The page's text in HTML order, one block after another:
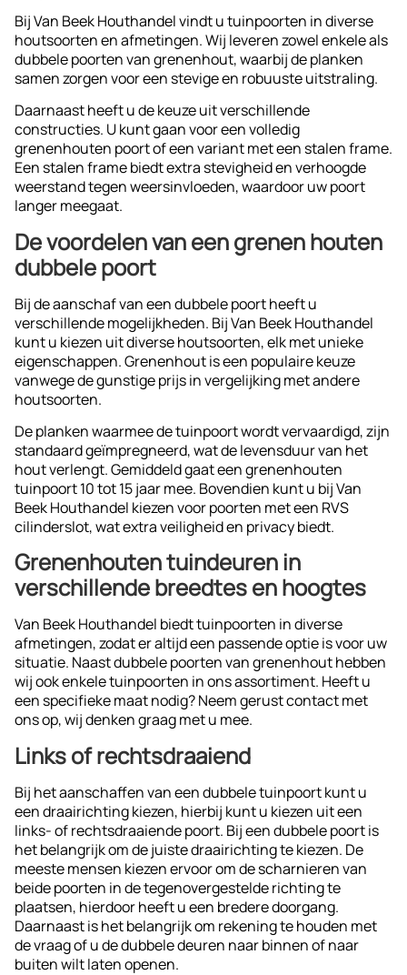
Bij Van Beek Houthandel vindt u tuinpoorten in diverse
houtsoorten en afmetingen. Wij leveren zowel enkele als
dubbele poorten van grenenhout, waarbij de planken
samen zorgen voor een stevige en robuuste uitstraling.
Daarnaast heeft u de keuze uit verschillende
constructies. U kunt gaan voor een volledig
grenenhouten poort of een variant met een stalen frame.
Een stalen frame biedt extra stevigheid en verhoogde
weerstand tegen weersinvloeden, waardoor uw poort
langer meegaat.
De voordelen van een grenen houten
dubbele poort
Bij de aanschaf van een dubbele poort heeft u
verschillende mogelijkheden. Bij Van Beek Houthandel
kunt u kiezen uit diverse houtsoorten, elk met unieke
eigenschappen. Grenenhout is een populaire keuze
vanwege de gunstige prijs in vergelijking met andere
houtsoorten.
De planken waarmee de tuinpoort wordt vervaardigd, zijn
standaard geïmpregneerd, wat de levensduur van het
hout verlengt. Gemiddeld gaat een grenenhouten
tuinpoort 10 tot 15 jaar mee. Bovendien kunt u bij Van
Beek Houthandel kiezen voor poorten met een RVS
cilinderslot, wat extra veiligheid en privacy biedt.
Grenenhouten tuindeuren in
verschillende breedtes en hoogtes
Van Beek Houthandel biedt tuinpoorten in diverse
afmetingen, zodat er altijd een passende optie is voor uw
situatie. Naast dubbele poorten van grenenhout hebben
wij ook enkele tuinpoorten in ons assortiment. Heeft u
een specifieke maat nodig? Neem gerust contact met
ons op, wij denken graag met u mee.
Links of rechtsdraaiend
Bij het aanschaffen van een dubbele tuinpoort kunt u
een draairichting kiezen, hierbij kunt u kiezen uit een
links- of rechtsdraaiende poort. Bij een dubbele poort is
het belangrijk om de juiste draairichting te kiezen. De
meeste mensen kiezen ervoor om de scharnieren van
beide poorten in de tegenovergestelde richting te
plaatsen, hierdoor heeft u een bredere doorgang.
Daarnaast is het belangrijk om rekening te houden met
de vraag of u de dubbele deuren naar binnen of naar
buiten wilt laten openen.